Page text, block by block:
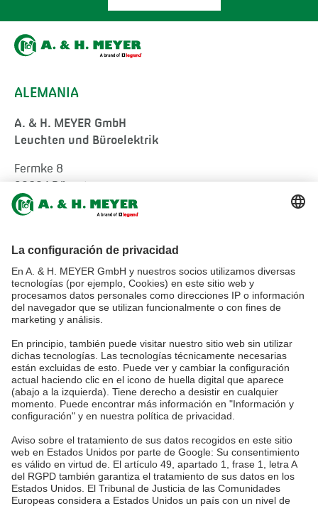
ALEMANIA
A. & H. MEYER GmbH
Leuchten und Büroelektrik
Fermke 8
Germany
info@ah-meyer.de
MALASIA
A. & H. MEYER Sdn. Bhd.
528797-M
No. 3, Jalan Astaka U8/84
Section U8, Bukit Jelutong
40150 Shah Alam, Selangor
Malaysia
tel.:+60 3 7845 7277
sales@ah-meyer.com.my